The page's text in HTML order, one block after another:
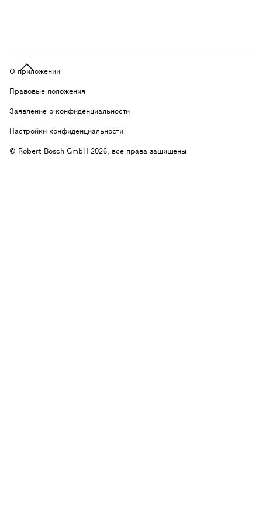
О приложении
Правовые положения
Заявление о конфиденциальности
Настройки конфиденциальности
© Robert Bosch GmbH 2026, все права защищены